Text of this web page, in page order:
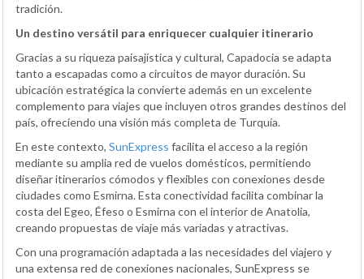
tradición.
Un destino versátil para enriquecer cualquier itinerario
Gracias a su riqueza paisajística y cultural, Capadocia se adapta
tanto a escapadas como a circuitos de mayor duración. Su
ubicación estratégica la convierte además en un excelente
complemento para viajes que incluyen otros grandes destinos del
país, ofreciendo una visión más completa de Turquía.
En este contexto, SunExpress facilita el acceso a la región
mediante su amplia red de vuelos domésticos, permitiendo
diseñar itinerarios cómodos y flexibles con conexiones desde
ciudades como Esmirna. Esta conectividad facilita combinar la
costa del Egeo, Éfeso o Esmirna con el interior de Anatolia,
creando propuestas de viaje más variadas y atractivas.
Con una programación adaptada a las necesidades del viajero y
una extensa red de conexiones nacionales, SunExpress se